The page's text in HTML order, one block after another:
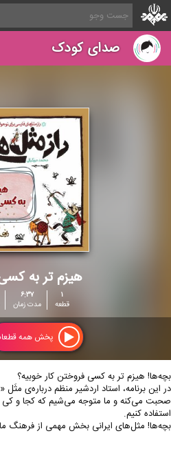
صدای کودک
هیزم تر به
۱
قطعه
۶:۳۷
مدت زمان
پخش همه
بچه‌ها! هیزم تر به کسی فروختن کار خوبیه؟
در این برنامه، استاد اردشیر منظم درباره‌ی
صحبت می‌کنه و ما متوجه می‌شیم که کجا و کی
استفاده کنیم.
بچه‌ها! مثل‌های ایرانی بخش مهمی از فرهنگ